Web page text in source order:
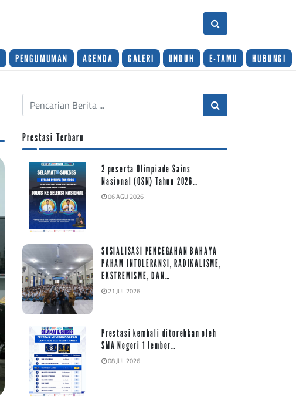
PENGUMUMAN AGENDA GALERI UNDUH E-TAMU HUBUNGI
Prestasi Terbaru
2 peserta Olimpiade Sains
Nasional (OSN) Tahun 2026…
06 AGU 2026
SOSIALISASI PENCEGAHAN BAHAYA
PAHAM INTOLERANSI, RADIKALISME,
EKSTREMISME, DAN…
21 JUL 2026
Prestasi kembali ditorehkan oleh
SMA Negeri 1 Jember…
08 JUL 2026